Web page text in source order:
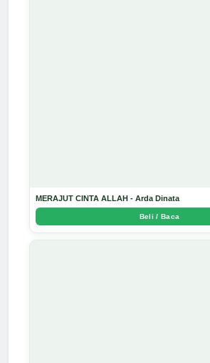
MERAJUT CINTA ALLAH - Arda Dinata
Beli / Baca